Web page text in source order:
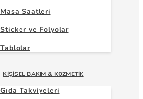
Masa Saatleri
Sticker ve Folyolar
Tablolar
KIŞISEL BAKIM & KOZMETIK
Gıda Takviyeleri